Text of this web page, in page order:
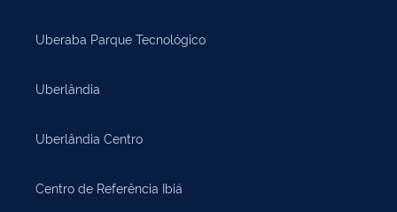
Uberaba Parque Tecnológico
Uberlândia
Uberlândia Centro
Centro de Referência Ibiá